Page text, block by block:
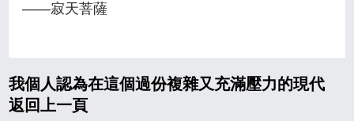
——寂天菩薩
我個人認為在這個過份複雜又充滿壓力的現代
返回上一頁